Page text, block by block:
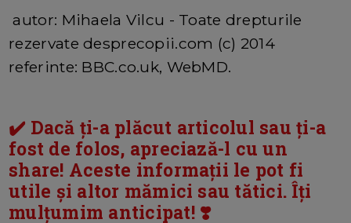
autor: Mihaela Vilcu - Toate drepturile
rezervate desprecopii.com (c) 2014
referinte: BBC.co.uk, WebMD.
✔️ Dacă ți-a plăcut articolul sau ți-a
fost de folos, apreciază-l cu un
share! Aceste informații le pot fi
utile și altor mămici sau tătici. Îți
mulțumim anticipat! ❣️